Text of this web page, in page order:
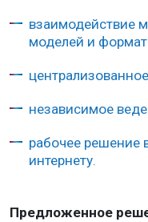
взаимодействие
моделей и
независимое
рабочее решение
интернету.
Предложенное